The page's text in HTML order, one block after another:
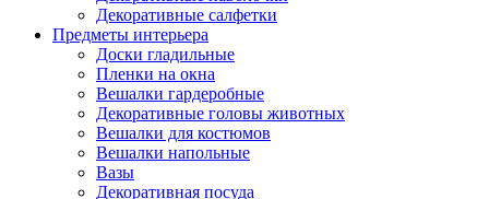
Декоративные салфетки
Предметы интерьера
Доски гладильные
Пленки на окна
Вешалки гардеробные
Декоративные головы животных
Вешалки для костюмов
Вешалки напольные
Вазы
Декоративная посуда